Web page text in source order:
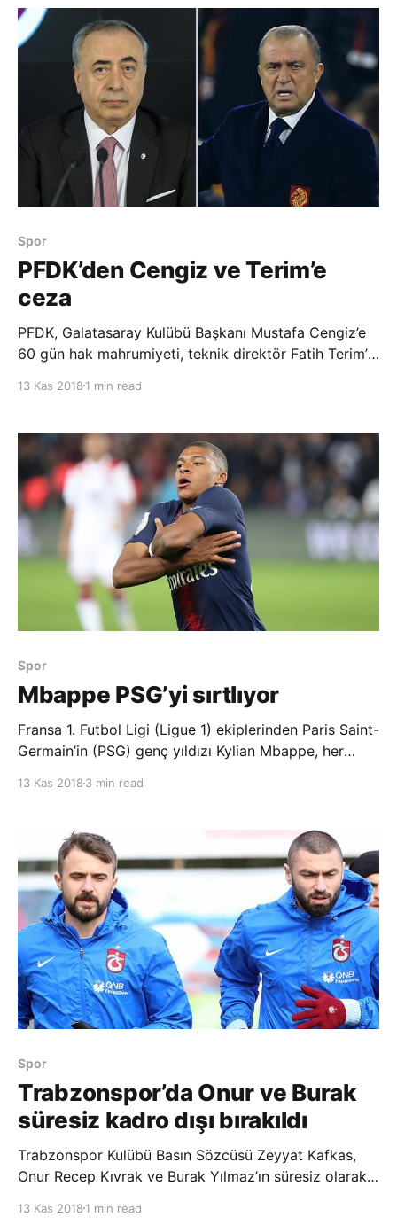
bırakılmıştır.” denildi. AA
Spor
PFDK’den Cengiz ve Terim’e
ceza
PFDK, Galatasaray Kulübü Başkanı Mustafa Cengiz’e
60 gün hak mahrumiyeti, teknik direktör Fatih Terim’e
Federasyonu (TFF) Profesyonel Futbol Disiplin Kurulu
maç men cezası verdi. TFF&#821
13 Kas 2018 1 min read
Spor
Mbappe PSG’yi sırtlıyor
Fransa 1. Futbol Ligi (Ligue 1) ekiplerinden Paris Saint-
Germain’in (PSG) genç yıldızı Kylian Mbappe, her
puan önünde şampiyonlu
13 Kas 2018 3 min read
Spor
Trabzonspor’da Onur ve Burak
süresiz kadro dışı bırakıldı
Trabzonspor Kulübü Basın Sözcüsü Zeyyat Kafkas,
Onur Recep Kıvrak ve Burak Yılmaz’ın süresiz olarak
saatlerinde gerçekleştirilen olağanüstü yönetim kurulu
13 Kas 2018 1 min read